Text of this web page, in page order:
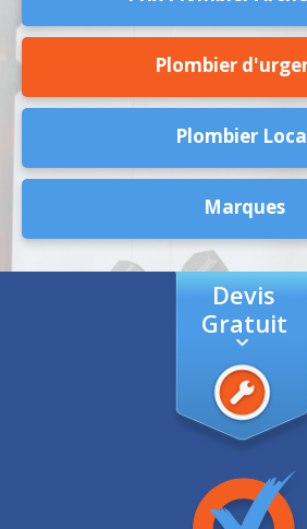
Plombier
Plombier
Marques
Devis
Gratuit